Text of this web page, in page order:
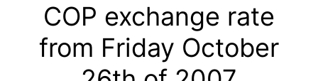
COP exchange rate
from Friday October